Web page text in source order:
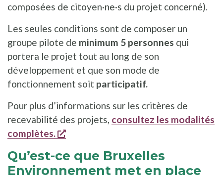
composées de citoyen·ne·s du projet concerné).
Les seules conditions sont de composer un
groupe pilote de minimum 5 personnes qui
portera le projet tout au long de son
développement et que son mode de
fonctionnement soit participatif.
Pour plus d’informations sur les critères de
recevabilité des projets, consultez les modalités
complètes.
s'ouvre dans une nouvelle fenêtre
Qu’est-ce que Bruxelles
Environnement met en place